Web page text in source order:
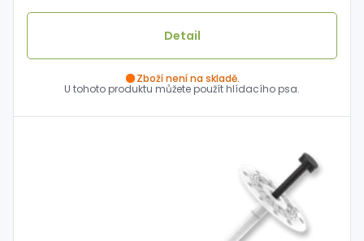
Detail
Zboží není na skladě.
U tohoto produktu můžete použít hlídacího psa.